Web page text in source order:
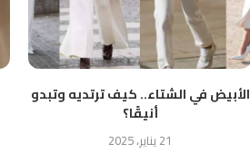
الأبيض في الشتاء.. كيف ترتديه وتبدو
أنيقًا؟
21 يناير، 2025